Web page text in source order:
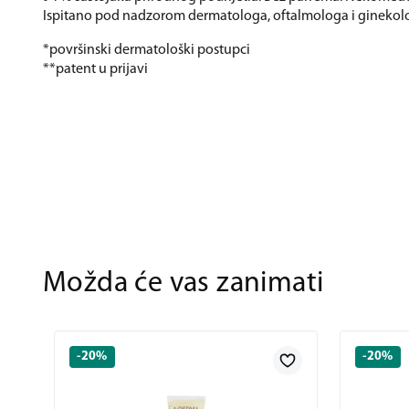
Ispitano pod nadzorom dermatologa, oftalmologa i
*površinski dermatološki postupci
**patent u prijavi
Možda će vas zanimati
-20% -20%